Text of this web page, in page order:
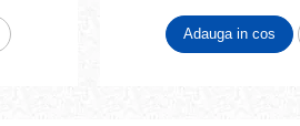
Adauga in cos